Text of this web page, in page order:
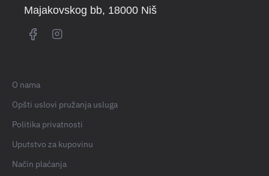
Majakovskog bb, 18000 Niš
O nama
Opšti uslovi pružanja usluga
Politika privatnosti
Uputstvo za kupovinu
Način plaćanja